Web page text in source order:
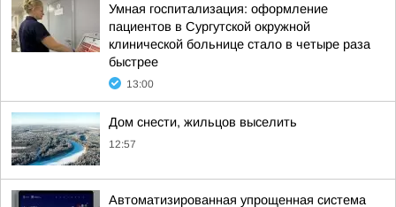
Умная госпитализация: оформление
пациентов в Сургутской окружной
клинической больнице стало в четыре раза
быстрее
13:00
Дом снести, жильцов выселить
12:57
Автоматизированная упрощенная система